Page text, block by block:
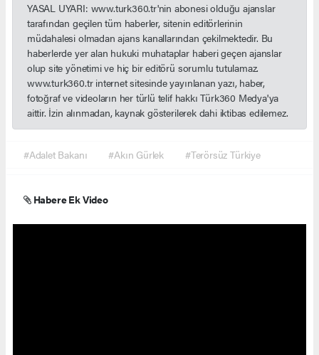
YASAL UYARI: www.turk360.tr'nin abonesi olduğu ajanslar
tarafından geçilen tüm haberler, sitenin editörlerinin
müdahalesi olmadan ajans kanallarından çekilmektedir. Bu
haberlerde yer alan hukuki muhataplar haberi geçen ajanslar
olup site yönetimi ve hiç bir editörü sorumlu tutulamaz.
www.turk360.tr internet sitesinde yayınlanan yazı, haber,
fotoğraf ve videoların her türlü telif hakkı Türk360 Medya'ya
aittir. İzin alınmadan, kaynak gösterilerek dahi iktibas edilemez.
#Adalet Bakanı #Akın Gürlek #Terörsüz Türkiye
Habere Ek Video